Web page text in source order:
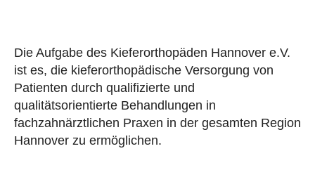
Die Aufgabe des Kieferorthopäden Hannover e.V.
ist es, die kieferorthopädische Versorgung von
Patienten durch qualifizierte und
qualitätsorientierte Behandlungen in
fachzahnärztlichen Praxen in der gesamten Region
Hannover zu ermöglichen.